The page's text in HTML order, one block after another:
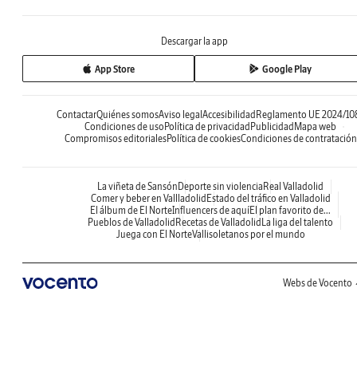
Descargar la app
App Store Google Play
ContactarQuiénes somosAviso legal Accesibilidad Reglamento UE 2024/
Condiciones de uso Política de privacidad Publicidad Mapa web
Compromisos editorialesPolítica de cookiesCondiciones de contratación
La viñeta de Sansón Deporte sin violencia Real Valladolid
Comer y beber en Vallladolid Estado del tráfico en Valladolid
El álbum de El NorteInfluencers de aquíEl plan favorito de...
Pueblos de Valladolid Recetas de Valladolid La liga del talento
Juega con El NorteVallisoletanos por el mundo
Webs de Vocento